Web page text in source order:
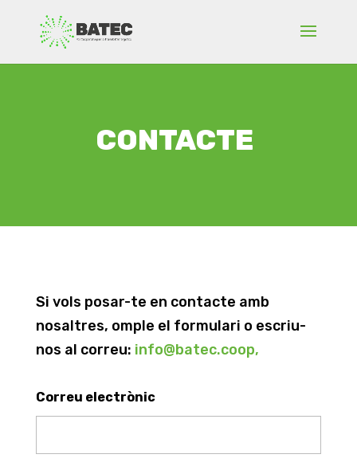
CONTACTE
Si vols posar-te en contacte amb
nosaltres, omple el formulari o escriu-
nos al correu: info@batec.coop,
Correu electrònic